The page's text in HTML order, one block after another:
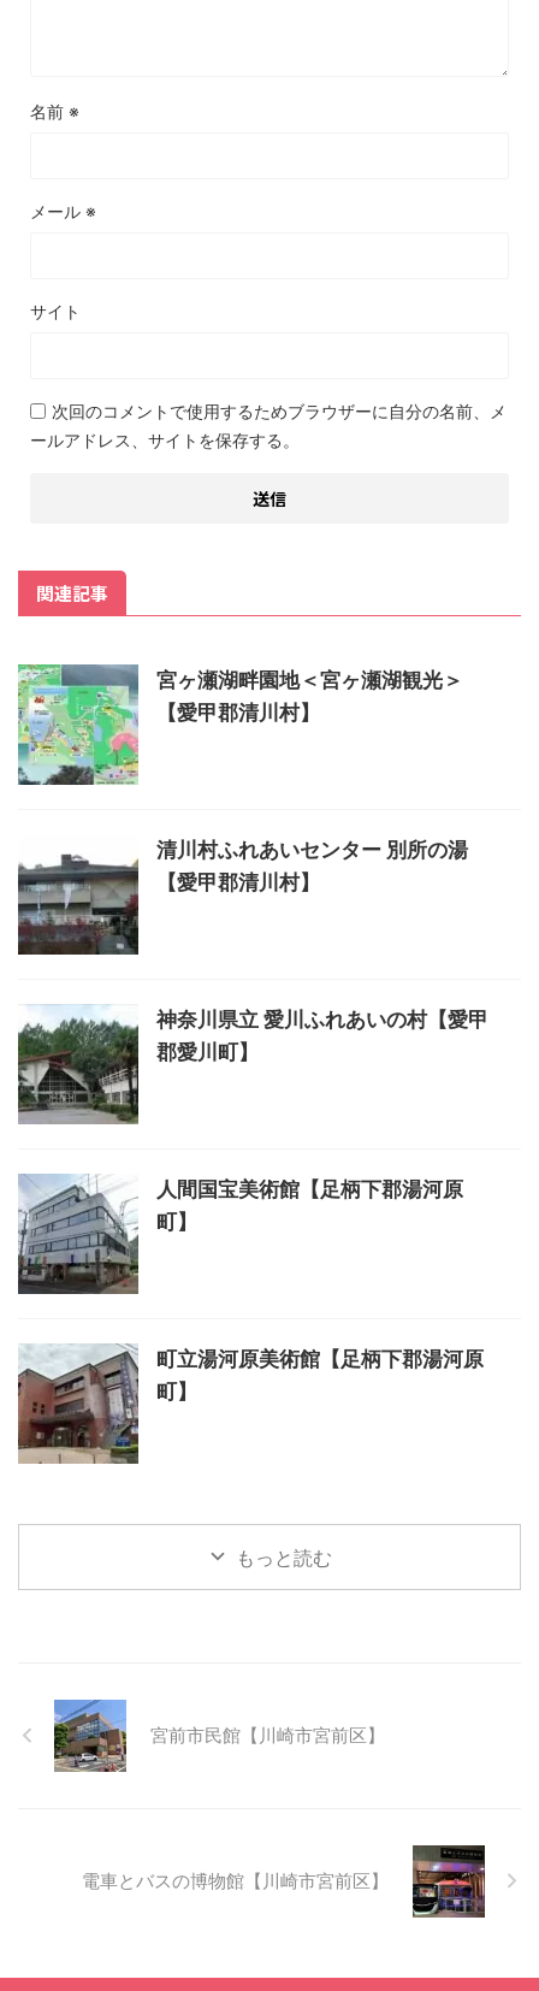
名前 ※
メール ※
サイト
次回のコメントで使用するためブラウザーに自分の名前、メ
ールアドレス、サイトを保存する。
関連記事
宮ヶ瀬湖畔園地＜宮ヶ瀬湖観光＞
【愛甲郡清川村】
清川村ふれあいセンター 別所の湯
【愛甲郡清川村】
神奈川県立 愛川ふれあいの村【愛甲
郡愛川町】
人間国宝美術館【足柄下郡湯河原
町】
町立湯河原美術館【足柄下郡湯河原
町】
もっと読む
宮前市民館【川崎市宮前区】
電車とバスの博物館【川崎市宮前区】